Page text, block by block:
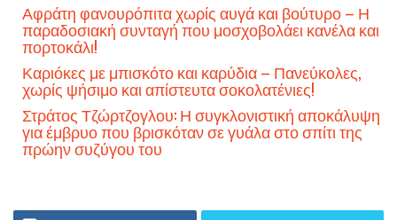
Αφράτη φανουρόπιτα χωρίς αυγά και βούτυρο – Η
παραδοσιακή συνταγή που μοσχοβολάει κανέλα και
πορτοκάλι!
Καριόκες με μπισκότο και καρύδια – Πανεύκολες,
χωρίς ψήσιμο και απίστευτα σοκολατένιες!
Στράτος Τζώρτζογλου: Η συγκλονιστική αποκάλυψη
για έμβρυο που βρισκόταν σε γυάλα στο σπίτι της
πρώην συζύγου του